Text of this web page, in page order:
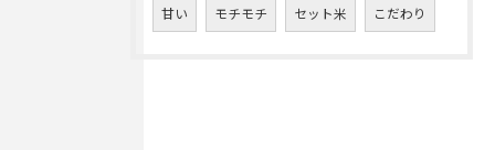
甘い モチモチ セット米 こだわり